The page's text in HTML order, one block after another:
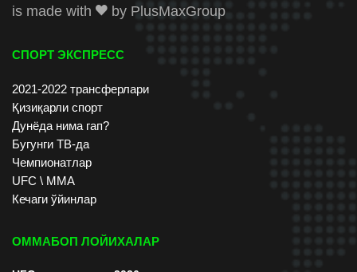
is made with
by PlusMaxGroup
СПОРТ ЭКСПРЕСС
2021-2022 трансферлари
Қизиқарли спорт
Дунёда нима гап?
Бугунги ТВ-да
Чемпионатлар
UFC \ ММА
Кечаги ўйинлар
ОММАБОП ЛОЙИХАЛАР